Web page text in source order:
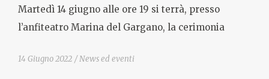
Martedì 14 giugno alle ore 19 si terrà, presso
l’anfiteatro Marina del Gargano, la cerimonia
14 Giugno 2022 News ed eventi